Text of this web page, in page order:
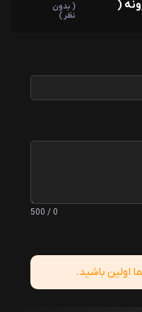
(
( بدون
نظر )
0 / 500
اولین باشید.